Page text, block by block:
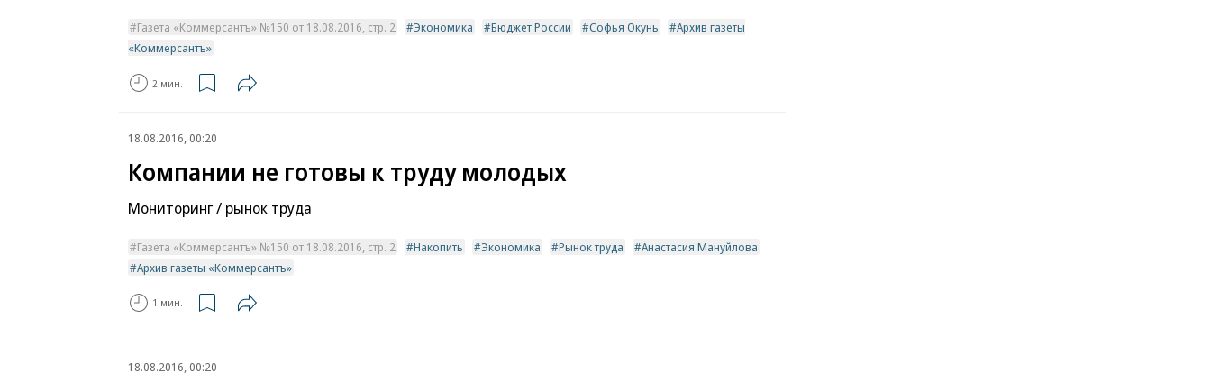
Газета «Коммерсантъ» №150 от 18.08.2016, стр. 2 Экономика Бюджет России Софья Окунь
Архив газеты
«Коммерсантъ»
2 мин.
18.08.2016, 00:20
Компании не готовы к труду молодых
Мониторинг / рынок труда
Газета «Коммерсантъ» №150 от 18.08.2016, стр. 2 Накопить Экономика Рынок труда
Анастасия Мануйлова
Архив газеты «Коммерсантъ»
1 мин.
18.08.2016, 00:20